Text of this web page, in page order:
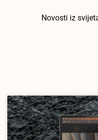
Novosti iz